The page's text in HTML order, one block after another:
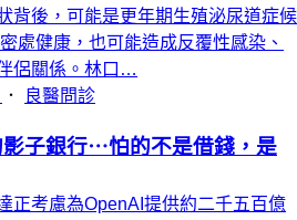
背後，可能是更年期生殖泌尿道症候
處健康，也可能造成反覆性感染、
侶關係。林口…
． 良醫問診
子銀行⋯怕的不是借錢，是
正考慮為OpenAI提供約二千五百億